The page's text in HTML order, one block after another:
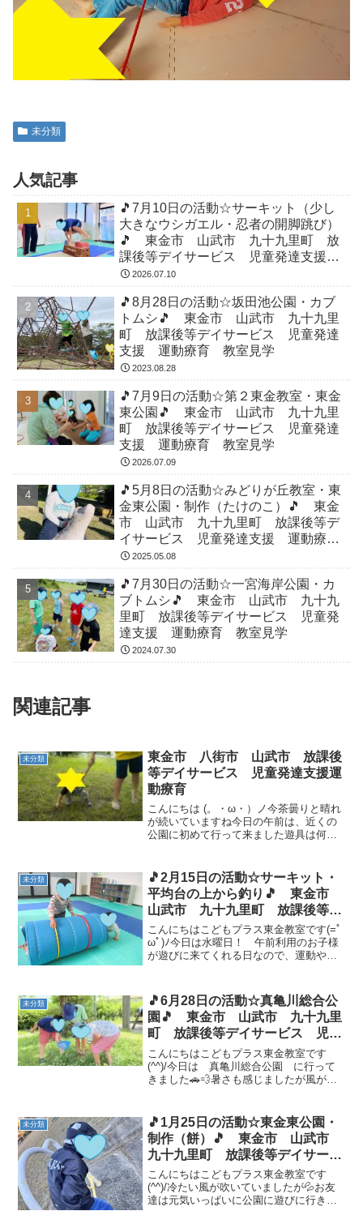
未分類
人気記事
🎵7月10日の活動☆サーキット（少し
大きなウシガエル・忍者の開脚跳び）
🎵 東金市 山武市 九十九里町 放
課後等デイサービス 児童発達支援
運動療育 教室見学
2026.07.10
🎵8月28日の活動☆坂田池公園・カブ
トムシ🎵 東金市 山武市 九十九里
町 放課後等デイサービス 児童発達
支援 運動療育 教室見学
2023.08.28
🎵7月9日の活動☆第２東金教室・東金
東公園🎵 東金市 山武市 九十九里
町 放課後等デイサービス 児童発達
支援 運動療育 教室見学
2026.07.09
🎵5月8日の活動☆みどりが丘教室・東
金東公園・制作（たけのこ）🎵 東金
市 山武市 九十九里町 放課後等デ
イサービス 児童発達支援 運動療
育 教室見学
2025.05.08
🎵7月30日の活動☆一宮海岸公園・カ
ブトムシ🎵 東金市 山武市 九十九
里町 放課後等デイサービス 児童発
達支援 運動療育 教室見学
2024.07.30
関連記事
未分類
東金市 八街市 山武市 放課後
等デイサービス 児童発達支援運
動療育
こんにちは (。・ω・）ノ今茶曇りと晴れ
が続いていますね今日の午前は、近くの
公園に初めて行って来ました遊具は何
陰もあったおかげで、少しだけ暑さを和
らげられました (;-...
未分類
🎵2月15日の活動☆サーキット・
平均台の上から釣り🎵 東金市
山武市 九十九里町 放課後等デ
イサービス 児童発達支援 運動
療育 教室見学
こんにちはこどもプラス東金教室です(=ﾟ
ωﾟ)ﾉ今日は水曜日！ 午前利用のお子様
が遊びに来てくれる日なので、運動や自
クルクル回る遊びが楽しくて、飽きずに
時間いっぱ...
未分類
🎵6月28日の活動☆真亀川総合公
園🎵 東金市 山武市 九十九里
町 放課後等デイサービス 児童
発達支援 運動療育 教室見学
こんにちはこどもプラス東金教室です
(^^)/今日は 真亀川総合公園 に行って
きました🚗💨暑さも感じましたが風が少
とができました🥰 自由時間の様子🌟 今週
もたくさん体...
未分類
🎵1月25日の活動☆東金東公園・
制作（餅）🎵 東金市 山武市
九十九里町 放課後等デイサービ
ス 児童発達支援 運動療育 教
室見学
こんにちはこどもプラス東金教室です
(^^)/冷たい風が吹いていましたが💦お友
達は元気いっぱいに公園に遊びに行きま